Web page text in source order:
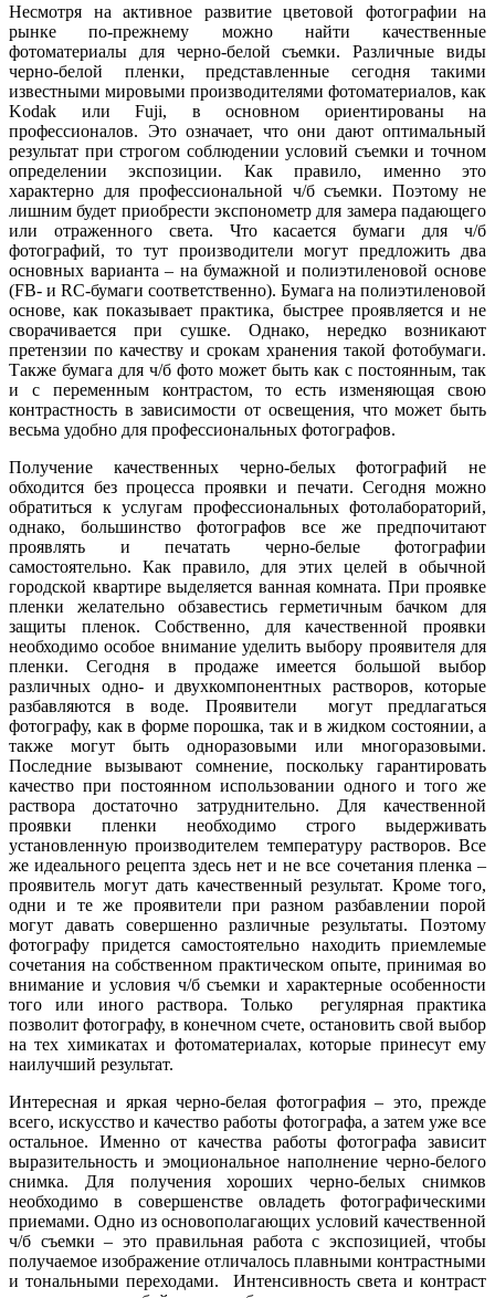
Несмотря на активное развитие цветовой фотографии на
рынке по-прежнему можно найти качественные
фотоматериалы для черно-белой съемки. Различные виды
черно-белой пленки, представленные сегодня такими
известными мировыми производителями фотоматериалов, как
Kodak или Fuji, в основном ориентированы на
профессионалов. Это означает, что они дают оптимальный
результат при строгом соблюдении условий съемки и точном
определении экспозиции. Как правило, именно это
характерно для профессиональной ч/б съемки. Поэтому не
лишним будет приобрести экспонометр для замера падающего
или отраженного света. Что касается бумаги для ч/б
фотографий, то тут производители могут предложить два
основных варианта – на бумажной и полиэтиленовой основе
(FB- и RC-бумаги соответственно). Бумага на полиэтиленовой
основе, как показывает практика, быстрее проявляется и не
сворачивается при сушке. Однако, нередко возникают
претензии по качеству и срокам хранения такой фотобумаги.
Также бумага для ч/б фото может быть как с постоянным, так
и с переменным контрастом, то есть изменяющая свою
контрастность в зависимости от освещения, что может быть
весьма удобно для профессиональных фотографов.
Получение качественных черно-белых фотографий не
обходится без процесса проявки и печати. Сегодня можно
обратиться к услугам профессиональных фотолабораторий,
однако, большинство фотографов все же предпочитают
проявлять и печатать черно-белые фотографии
самостоятельно. Как правило, для этих целей в обычной
городской квартире выделяется ванная комната. При проявке
пленки желательно обзавестись герметичным бачком для
защиты пленок. Собственно, для качественной проявки
необходимо особое внимание уделить выбору проявителя для
пленки. Сегодня в продаже имеется большой выбор
различных одно- и двухкомпонентных растворов, которые
разбавляются в воде. Проявители могут предлагаться
фотографу, как в форме порошка, так и в жидком состоянии, а
также могут быть одноразовыми или многоразовыми.
Последние вызывают сомнение, поскольку гарантировать
качество при постоянном использовании одного и того же
раствора достаточно затруднительно. Для качественной
проявки пленки необходимо строго выдерживать
установленную производителем температуру растворов. Все
же идеального рецепта здесь нет и не все сочетания пленка –
проявитель могут дать качественный результат. Кроме того,
одни и те же проявители при разном разбавлении порой
могут давать совершенно различные результаты. Поэтому
фотографу придется самостоятельно находить приемлемые
сочетания на собственном практическом опыте, принимая во
внимание и условия ч/б съемки и характерные особенности
того или иного раствора. Только регулярная практика
позволит фотографу, в конечном счете, остановить свой выбор
на тех химикатах и фотоматериалах, которые принесут ему
наилучший результат.
Интересная и яркая черно-белая фотография – это, прежде
всего, искусство и качество работы фотографа, а затем уже все
остальное. Именно от качества работы фотографа зависит
выразительность и эмоциональное наполнение черно-белого
снимка. Для получения хороших черно-белых снимков
необходимо в совершенстве овладеть фотографическими
приемами. Одно из основополагающих условий качественной
ч/б съемки – это правильная работа с экспозицией, чтобы
получаемое изображение отличалось плавными контрастными
и тональными переходами. Интенсивность света и контраст